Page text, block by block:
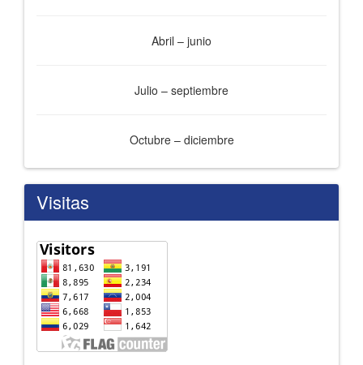
Abril – junio
Julio – septiembre
Octubre – diciembre
Visitas